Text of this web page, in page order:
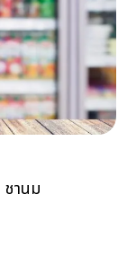
ชานม